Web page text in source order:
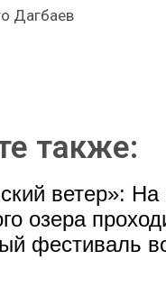
Дагбаев
также:
ветер»:
озера
фестиваль